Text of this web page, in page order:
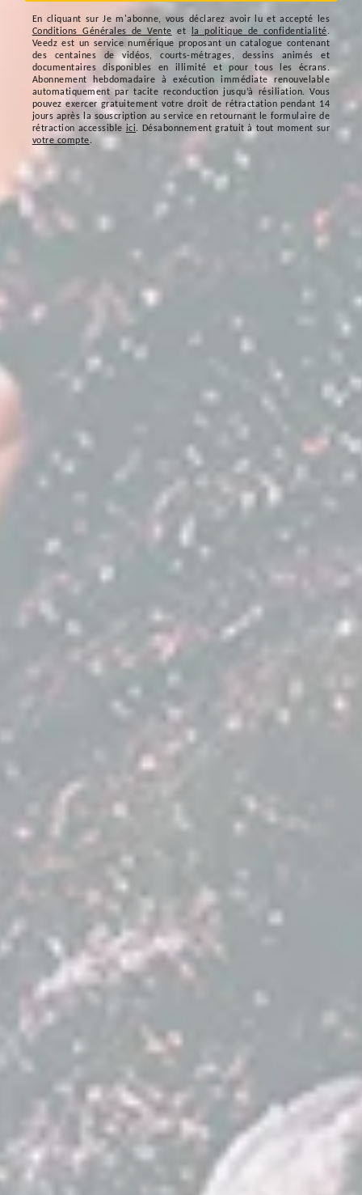
En cliquant surJe m'abonne, vous déclarez avoir lu et accepté les
Conditions Générales de Vente et la politique de confidentialité.
Veedz est un service numérique proposant un catalogue contenant
des centaines de vidéos, courts-métrages, dessins animés et
documentaires disponibles en illimité et pour tous les écrans.
Abonnement hebdomadaire à exécution immédiate renouvelable
automatiquement par tacite reconduction jusqu’à résiliation. Vous
pouvez exercer gratuitement votre droit de rétractation pendant 14
jours après la souscription au service en retournant le formulaire de
rétraction accessible ici. Désabonnement gratuit à tout moment sur
votre compte.